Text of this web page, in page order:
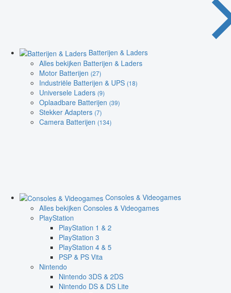
Batterijen & Laders
Alles bekijken Batterijen & Laders
Motor Batterijen (27)
Industriële Batterijen & UPS (18)
Universele Laders (9)
Oplaadbare Batterijen (39)
Stekker Adapters (7)
Camera Batterijen (134)
Consoles & Videogames
Alles bekijken Consoles & Videogames
PlayStation
PlayStation 1 & 2
PlayStation 3
PlayStation 4 & 5
PSP & PS Vita
Nintendo
Nintendo 3DS & 2DS
Nintendo DS & DS Lite